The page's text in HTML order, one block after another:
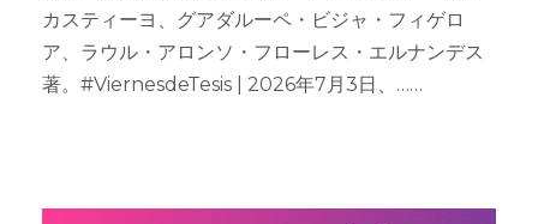
カスティーヨ、グアダルーペ・ビジャ・フィゲロ
ア、ラウル・アロンソ・フローレス・エルナンデス
著。#ViernesdeTesis | 2026年7月3日、……